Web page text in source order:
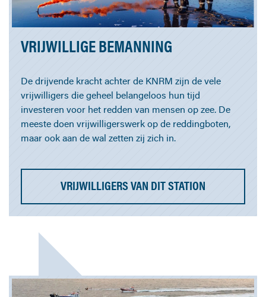
VRIJWILLIGE BEMANNING
De drijvende kracht achter de KNRM zijn de vele
vrijwilligers die geheel belangeloos hun tijd
investeren voor het redden van mensen op zee. De
meeste doen vrijwilligerswerk op de reddingboten,
maar ook aan de wal zetten zij zich in.
VRIJWILLIGERS VAN DIT STATION